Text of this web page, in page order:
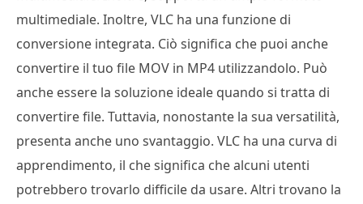
multimediale. Inoltre, VLC ha una funzione di
conversione integrata. Ciò significa che puoi anche
convertire il tuo file MOV in MP4 utilizzandolo. Può
anche essere la soluzione ideale quando si tratta di
convertire file. Tuttavia, nonostante la sua versatilità,
presenta anche uno svantaggio. VLC ha una curva di
apprendimento, il che significa che alcuni utenti
potrebbero trovarlo difficile da usare. Altri trovano la